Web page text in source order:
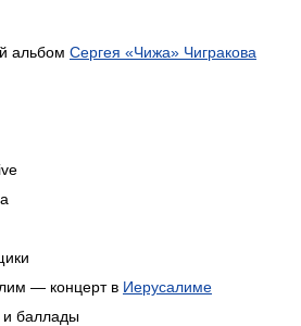
альбом Сергея «Чижа» Чигракова
— концерт в Иерусалиме
баллады